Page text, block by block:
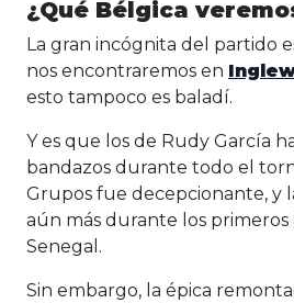
¿Qué Bélgica
La gran incógnita del partido
nos encontraremos en
esto tampoco es baladí.
Y es que los de Rudy García
bandazos durante todo el
Grupos fue decepcionante, y
aún más durante los
Senegal.
Sin embargo, la épica